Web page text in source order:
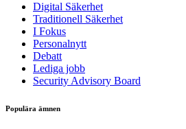
Digital Säkerhet
Traditionell Säkerhet
I Fokus
Personalnytt
Debatt
Lediga jobb
Security Advisory Board
Populära ämnen